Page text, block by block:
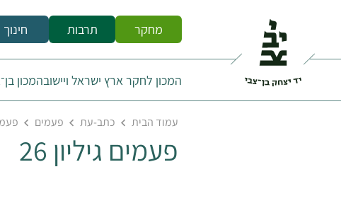
מחקר תרבות חינוך
המכון לחקר ארץ ישראל ויישובהמכון
עמוד הבית כתב-עת פעמים
פעמים גיליון 26